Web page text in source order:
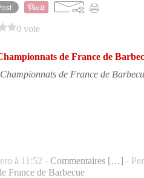
0 vote
de France de
à 11:52 - Commentaires […] -
France de Barbecue